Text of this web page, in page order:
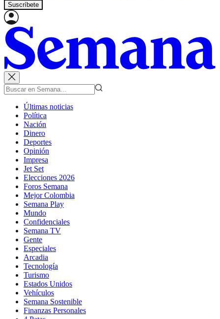
Suscríbete
Últimas noticias
Política
Nación
Dinero
Deportes
Opinión
Impresa
Jet Set
Elecciones 2026
Foros Semana
Mejor Colombia
Semana Play
Mundo
Confidenciales
Semana TV
Gente
Especiales
Arcadia
Tecnología
Turismo
Estados Unidos
Vehículos
Semana Sostenible
Finanzas Personales